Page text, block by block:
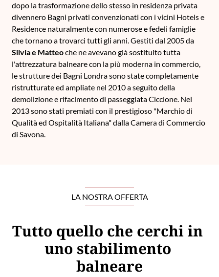
dopo la trasformazione dello stesso in residenza privata
divennero Bagni privati convenzionati con i vicini Hotels e
Residence naturalmente con numerose e fedeli famiglie
che tornano a trovarci tutti gli anni. Gestiti dal 2005 da
Silvia e Matteoche ne avevano già sostituito tutta
l'attrezzatura balneare con la più moderna in commercio,
le strutture dei Bagni Londra sono state completamente
ristrutturate ed ampliate nel 2010 a seguito della
demolizione e rifacimento di passeggiata Ciccione. Nel
2013 sono stati premiati con il prestigioso "Marchio di
Qualità ed Ospitalità Italiana" dalla Camera di Commercio
di Savona.
LA NOSTRA OFFERTA
Tutto quello che cerchi in
uno stabilimento
balneare